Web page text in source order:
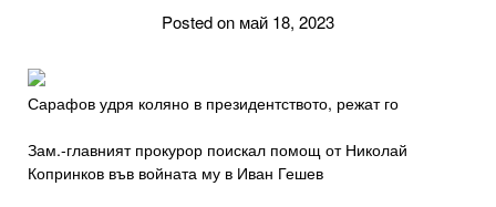
Posted on май 18, 2023
Сарафов удря коляно в президентството, режат го
Зам.-главният прокурор поискал помощ от Николай
Копринков във войната му в Иван Гешев